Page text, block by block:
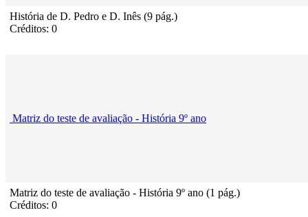
História de D. Pedro e D. Inês (9 pág.)
Créditos: 0
Matriz do teste de avaliação - História 9º ano
Matriz do teste de avaliação - História 9º ano (1 pág.)
Créditos: 0